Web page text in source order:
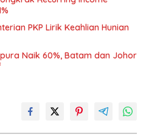
PKP Lirik Keahlian Hunian
Naik 60%, Batam dan Johor